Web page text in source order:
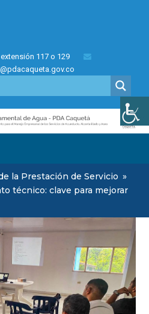
117 o 129
la Prestación de Servicio »
técnico: clave para mejorar